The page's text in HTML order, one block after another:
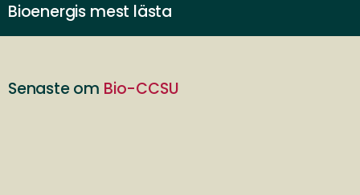
Bioenergis mest lästa
Senaste om Bio-CCSU